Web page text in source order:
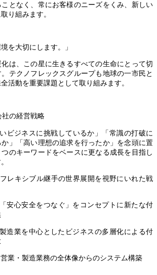
となく、常にお客様のニーズをくみ、新しい
り組みます。
を大切にします。」
は、この星に生きるすべての生命にとって切
テクノフレックスグループも地球の一市民と
活動を重要課題として取り組みます。
の経営戦略
ビジネスに挑戦しているか」「常識の打破に
」「高い理想の追求を行ったか」を念頭に置
のキーワードをベースに更なる成長を目指し
キシブル継手の世界展開を視野にいれた戦
「安心安全をつなぐ」をコンセプトに新たな付
造業を中心としたビジネスの多層化による付
・製造業務の全体像からのシステム構築